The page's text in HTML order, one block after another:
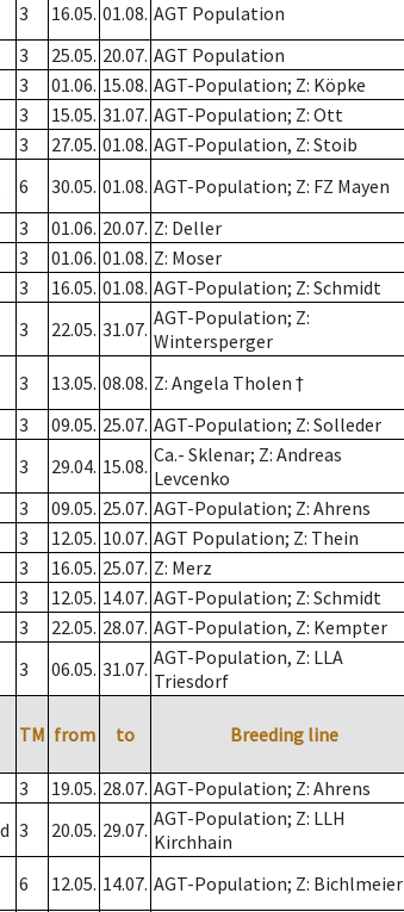
3 16.05. 01.08. AGT Population
3 25.05. 20.07. AGT Population
3 01.06. 15.08. AGT-Population; Z: Köpke
3 15.05. 31.07. AGT-Population; Z: Ott
3 27.05. 01.08. AGT-Population, Z: Stoib
6 30.05. 01.08. AGT-Population; Z: FZ Mayen
3 01.06. 20.07. Z: Deller
3 01.06. 01.08. Z: Moser
3 16.05. 01.08. AGT-Population; Z: Schmidt
3 22.05. 31.07. AGT-Population; Z:
Wintersperger
3 13.05. 08.08. Z: Angela Tholen †
3 09.05. 25.07. AGT-Population; Z: Solleder
3 29.04. 15.08. Ca.- Sklenar; Z: Andreas
Levcenko
3 09.05. 25.07. AGT-Population; Z: Ahrens
3 12.05. 10.07. AGT Population; Z: Thein
3 16.05. 25.07. Z: Merz
3 12.05. 14.07. AGT-Population; Z: Schmidt
3 22.05. 28.07. AGT-Population, Z: Kempter
3 06.05. 31.07. AGT-Population, Z: LLA
Triesdorf
TM from to Breeding line
3 19.05. 28.07. AGT-Population; Z: Ahrens
3 20.05. 29.07. AGT-Population; Z: LLH
Kirchhain
6 12.05. 14.07. AGT-Population; Z: Bichlmeier